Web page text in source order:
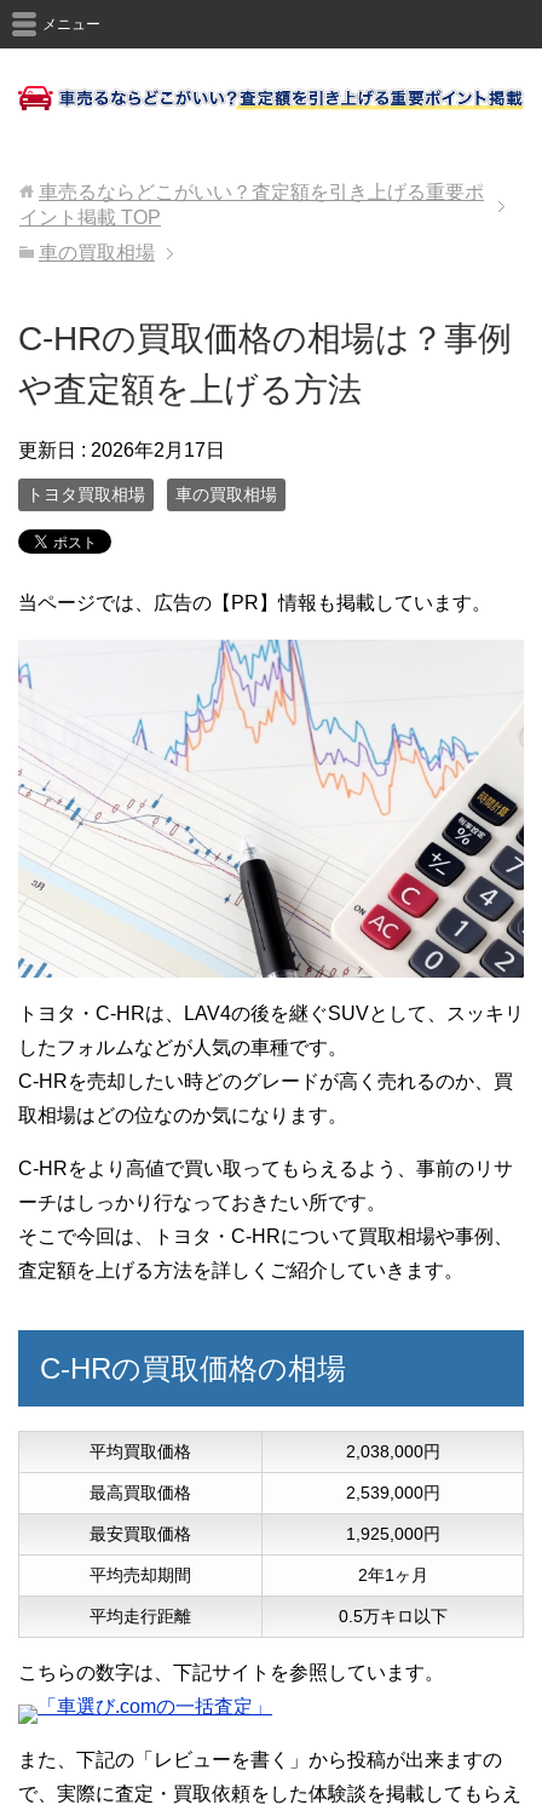
メニュー
車売るならどこがいい？査定額を引き上げる重要ポ
イント掲載 TOP
車の買取相場
C-HRの買取価格の相場は？事例
や査定額を上げる方法
更新日 : 2026年2月17日
トヨタ買取相場 車の買取相場
当ページでは、広告の【PR】情報も掲載しています。
トヨタ・C-HRは、LAV4の後を継ぐSUVとして、スッキリ
したフォルムなどが人気の車種です。
C-HRを売却したい時どのグレードが高く売れるのか、買
取相場はどの位なのか気になります。
C-HRをより高値で買い取ってもらえるよう、事前のリサ
ーチはしっかり行なっておきたい所です。
そこで今回は、トヨタ・C-HRについて買取相場や事例、
査定額を上げる方法を詳しくご紹介していきます。
C-HRの買取価格の相場
平均買取価格 2,038,000円
最高買取価格 2,539,000円
最安買取価格 1,925,000円
平均売却期間 2年1ヶ月
平均走行距離 0.5万キロ以下
こちらの数字は、下記サイトを参照しています。
「車選び.comの一括査定」
また、下記の「レビューを書く」から投稿が出来ますの
で、実際に査定・買取依頼をした体験談を掲載してもらえ